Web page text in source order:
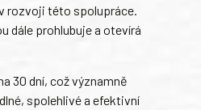
rozvoji této spolupráce.
dále prohlubuje a otevírá
30 dní, což významně
spolehlivé a efektivní